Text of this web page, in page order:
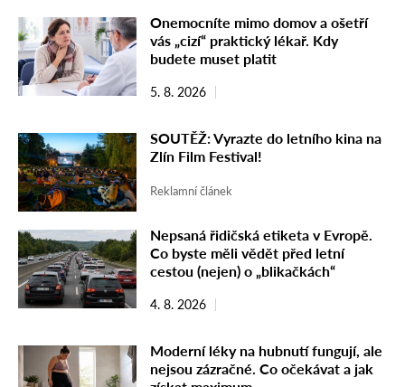
Onemocníte mimo domov a ošetří
vás „cizí“ praktický lékař. Kdy
budete muset platit
5. 8. 2026
SOUTĚŽ: Vyrazte do letního kina na
Zlín Film Festival!
Reklamní článek
Nepsaná řidičská etiketa v Evropě.
Co byste měli vědět před letní
cestou (nejen) o „blikačkách“
4. 8. 2026
Moderní léky na hubnutí fungují, ale
nejsou zázračné. Co očekávat a jak